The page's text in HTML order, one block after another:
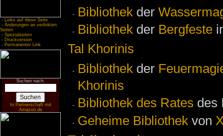
- Links auf diese Seite
- Änderungen an verlinkten
Seiten
- Spezialseiten
- Druckversion
- Permanenter Link
Suchen nach:
In Partnerschaft mit
Amazon.de
Bibliothek der
Bibliothek der Bergfeste
Tal Khorinis
Bibliothek der
Khorinis
Bibliothek des Rates des
Geheime Bibliothek von